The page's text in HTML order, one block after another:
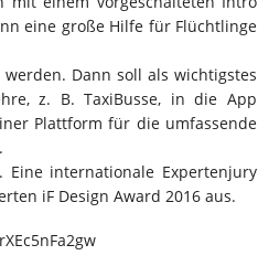
eine große Hilfe für Flüchtlinge
Dann soll als wichtigstes
z. B. TaxiBusse, in die App
Plattform für die umfassende
Eine internationale Expertenjury
iF Design Award 2016 aus.